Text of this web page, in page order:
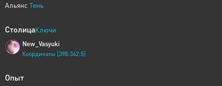
Альянс Тень
СтолицаКлючи
New_Vasyuki
Координаты [398:342:5]
Опыт